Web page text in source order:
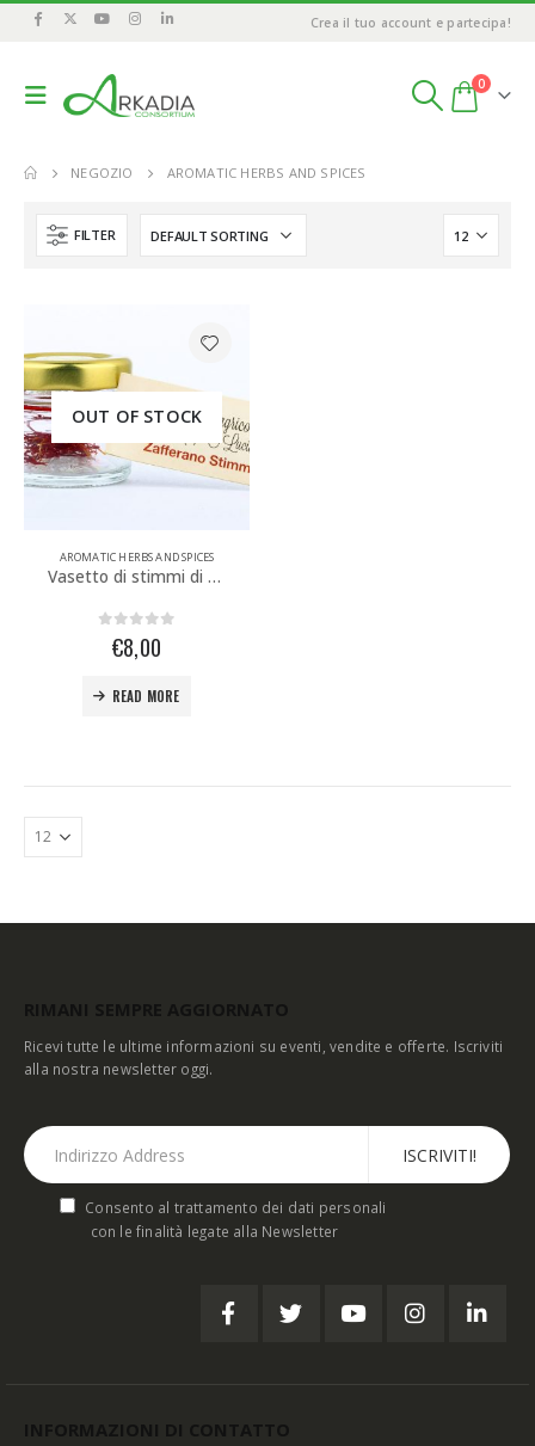
Crea il tuo account e partecipa!
0
NEGOZIO AROMATIC HERBS AND SPICES
FILTER
OUT OF STOCK
AROMATIC HERBS AND SPICES
Vasetto di stimmi di zafferano
out of 5
€8,00
READ MORE
Ricevi tutte le ultime informazioni su eventi, vendite e offerte. Iscriviti
alla nostra newsletter oggi.
Consento al trattamento dei dati personali
con le finalità legate alla Newsletter